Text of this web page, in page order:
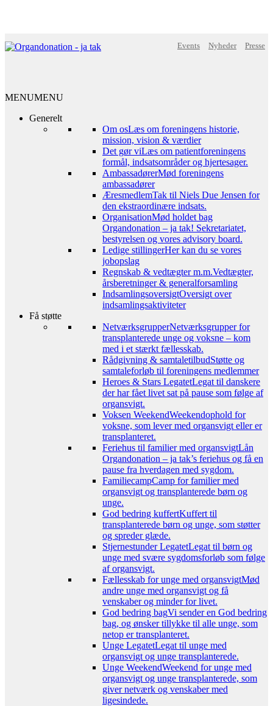
Events Nyheder Presse
MENUMENU
Generelt
Om osLæs om foreningens historie,
mission, vision & værdier
Det gør viLæs om patientforeningens
formål, indsatsområder og hjertesager.
AmbassadørerMød foreningens
ambassadører
ÆresmedlemTak til Niels Due Jensen for
den ekstraordinære indsats.
OrganisationMød holdet bag
Organdonation – ja tak! Sekretariatet,
bestyrelsen og vores advisory board.
Ledige stillingerHer kan du se vores
jobopslag
Regnskab & vedtægter m.m.Vedtægter,
årsberetninger & generalforsamling
IndsamlingsoversigtOversigt over
indsamlingsaktiviteter
Få støtte
NetværksgrupperNetværksgrupper for
transplanterede unge og voksne – kom
med i et stærkt fællesskab.
Rådgivning & samtaletilbudStøtte og
samtaleforløb til foreningens medlemmer
Heroes & Stars LegatetLegat til danskere
der har fået livet sat på pause som følge af
organsvigt.
Voksen WeekendWeekendophold for
voksne, som lever med organsvigt eller er
transplanteret.
Feriehus til familier med organsvigtLån
Organdonation – ja tak’s feriehus og få en
pause fra hverdagen med sygdom.
FamiliecampCamp for familier med
organsvigt og transplanterede børn og
unge.
God bedring kuffertKuffert til
transplanterede børn og unge, som støtter
og spreder glæde.
Stjernestunder LegatetLegat til børn og
unge med svære sygdomsforløb som følge
af organsvigt.
Fællesskab for unge med organsvigtMød
andre unge med organsvigt og få
venskaber og minder for livet.
God bedring bagVi sender en God bedring
bag, og ønsker tillykke til alle unge, som
netop er transplanteret.
Unge LegatetLegat til unge med
organsvigt og unge transplanterede.
Unge WeekendWeekend for unge med
organsvigt og unge transplanterede, som
giver netværk og venskaber med
ligesindede.